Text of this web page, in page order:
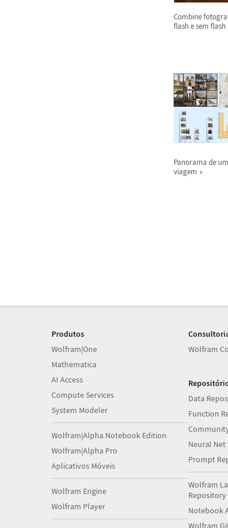
Combine
flash e sem flash
Panorama de
viagem
Produtos
Wolfram|One
Mathematica
AI Access
Compute Services
System Modeler
Wolfram|Alpha Notebook Edition
Wolfram|Alpha Pro
Aplicativos Móveis
Wolfram Engine
Wolfram Player
Wolfram
Data
Function
Neural
Prompt
Wolfram
Repository
Notebook
Wolfram